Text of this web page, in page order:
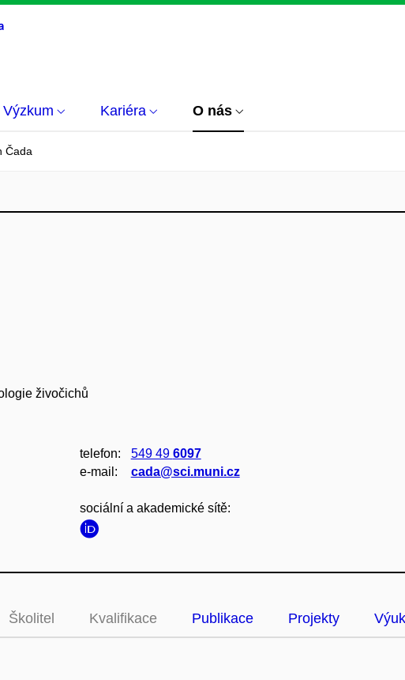
Výzkum Kariéra O nás
Čada
živočichů
telefon: 549 49 6097
e‑mail:
cada@sci.muni.cz
sociální a akademické sítě:
Školitel Kvalifikace Publikace Projekty